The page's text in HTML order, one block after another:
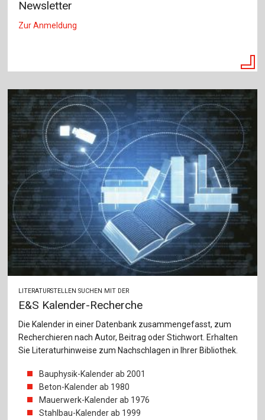
Newsletter
Zur Anmeldung
LITERATURSTELLEN SUCHEN MIT DER
E&S Kalender-Recherche
Die Kalender in einer Datenbank zusammengefasst, zum
Recherchieren nach Autor, Beitrag oder Stichwort. Erhalten
Sie Literaturhinweise zum Nachschlagen in Ihrer Bibliothek.
Bauphysik-Kalender ab 2001
Beton-Kalender ab 1980
Mauerwerk-Kalender ab 1976
Stahlbau-Kalender ab 1999